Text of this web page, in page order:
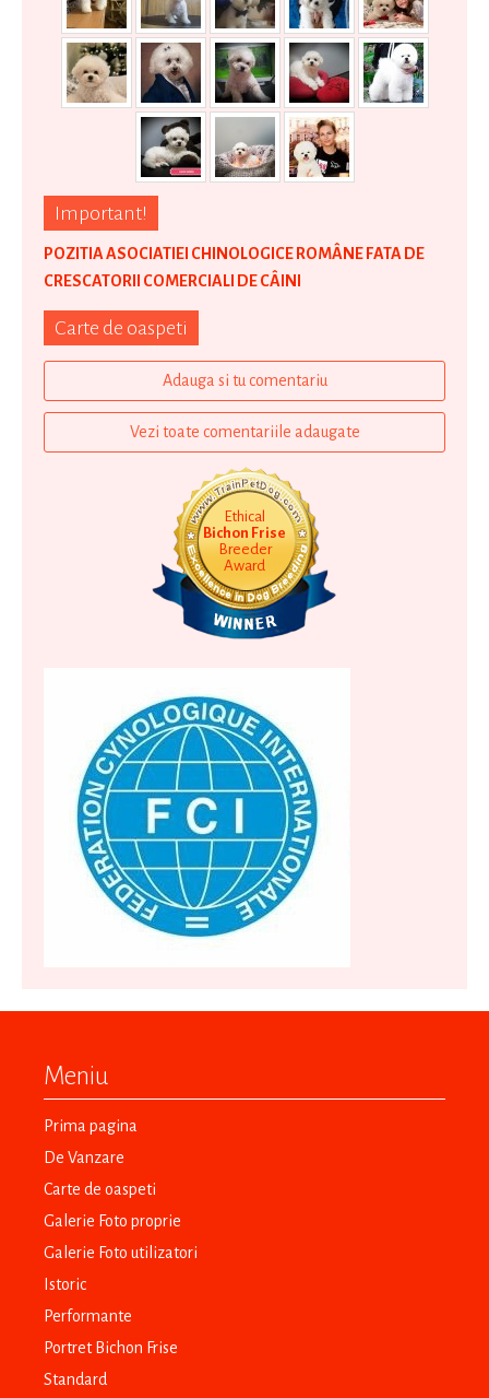
Important!
POZITIA ASOCIATIEI CHINOLOGICE ROMÂNE FATA DE
CRESCATORII COMERCIALI DE CÂINI
Carte de oaspeti
Adauga si tu comentariu
Vezi toate comentariile adaugate
Ethical
Bichon Frise
Breeder
Award
Meniu
Prima pagina
De Vanzare
Carte de oaspeti
Galerie Foto proprie
Galerie Foto utilizatori
Istoric
Performante
Portret Bichon Frise
Standard